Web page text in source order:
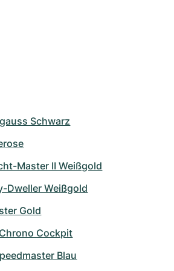
Schwarz
Master II Weißgold
Dweller Weißgold
Gold
Cockpit
Blau